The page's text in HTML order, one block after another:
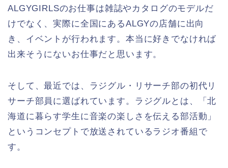
ALGYGIRLSのお仕事は雑誌やカタログのモデルだ
けでなく、実際に全国にあるALGYの店舗に出向
き、イベントが行われます。本当に好きでなければ
出来そうにないお仕事だと思います。
そして、最近では、ラジグル・リサーチ部の初代リ
サーチ部員に選ばれています。ラジグルとは、「北
海道に暮らす学生に音楽の楽しさを伝える部活動」
というコンセプトで放送されているラジオ番組で
す。